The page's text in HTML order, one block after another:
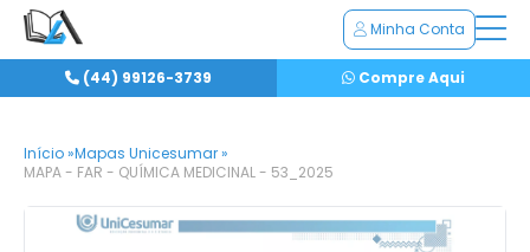
Minha Conta
(44) 99126-3739 Compre Aqui
Início »Mapas Unicesumar »
MAPA - FAR - QUÍMICA MEDICINAL - 53_2025